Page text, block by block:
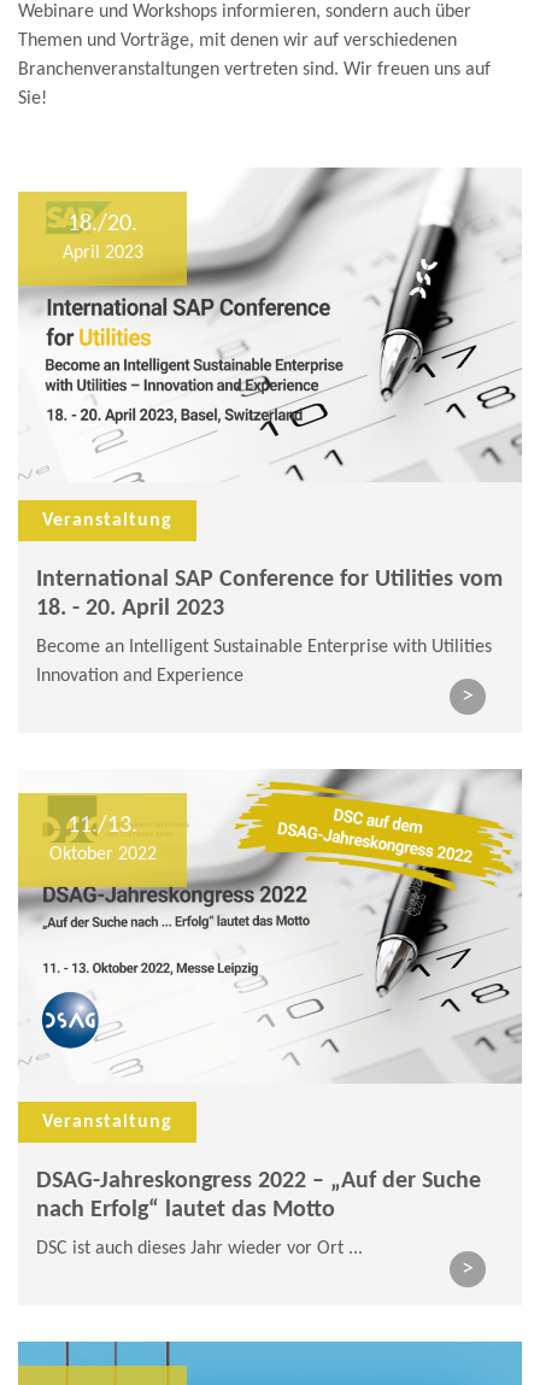
Webinare und Workshops informieren, sondern auch über
Themen und Vorträge, mit denen wir auf verschiedenen
Branchenveranstaltungen vertreten sind. Wir freuen uns auf
Sie!
18./20.
April 2023
Veranstaltung
International SAP Conference for Utilities vom
18. - 20. April 2023
Become an Intelligent Sustainable Enterprise with Utilities
Innovation and Experience
>
11./13.
Oktober 2022
Veranstaltung
DSAG-Jahreskongress 2022 – „Auf der Suche
nach Erfolg“ lautet das Motto
DSC ist auch dieses Jahr wieder vor Ort ...
>